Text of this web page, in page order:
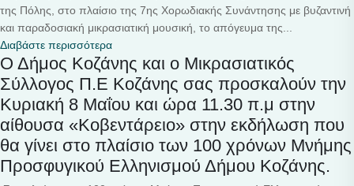
της Πόλης, στο πλαίσιο της 7ης Χορωδιακής Συνάντησης με βυζαντινή
και παραδοσιακή μικρασιατική μουσική, το απόγευμα της...
Διαβάστε περισσότερα
Ο Δήμος Κοζάνης και ο Μικρασιατικός
Σύλλογος Π.Ε Κοζάνης σας προσκαλούν την
Κυριακή 8 Μαΐου και ώρα 11.30 π.μ στην
αίθουσα «Κοβεντάρειο» στην εκδήλωση που
θα γίνει στο πλαίσιο των 100 χρόνων Μνήμης
Προσφυγικού Ελληνισμού Δήμου Κοζάνης.